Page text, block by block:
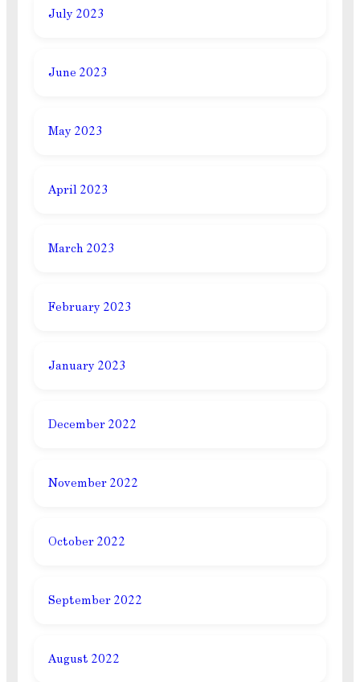
July 2023
June 2023
May 2023
April 2023
March 2023
February 2023
January 2023
December 2022
November 2022
October 2022
September 2022
August 2022